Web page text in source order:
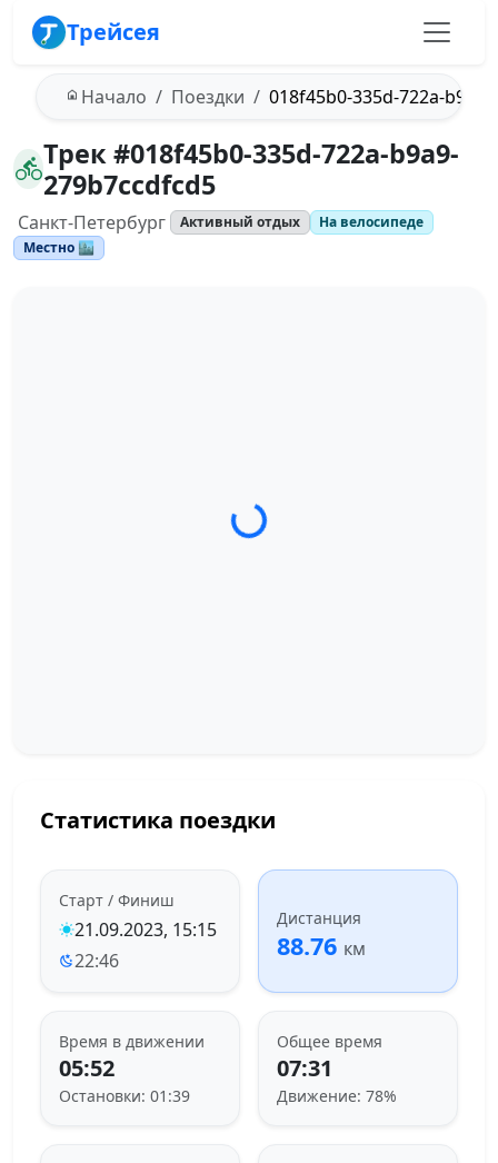
Трейсея
Начало Поездки 018f45b0-335d-722a-
Трек #018f45b0-335d-722a-b9a9-
279b7ccdfcd5
Санкт-Петербург Активный отдых
На велосипеде
Местно 🏙️
Загрузка трека...
Статистика поездки
Старт / Финиш
21.09.2023, 15:15
22:46
Дистанция
88.76 км
Время в движении
05:52
Остановки: 01:39
Общее время
07:31
Движение: 78%